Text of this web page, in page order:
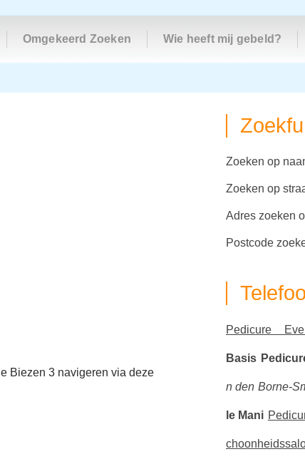
Omgekeerd Zoeken Wie heeft mij gebeld?
Biezen 3 navigeren via deze
zoeken op
zoeken op
adres zoeken
postcode
Pedicure
Basis
n den Borne-
le Mani